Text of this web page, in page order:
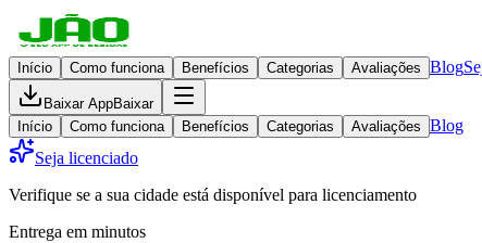
Início Como funciona Benefícios Categorias Avaliações Blog
Baixar AppBaixar
Início
Como funciona Benefícios Categorias Avaliações Blog
Seja licenciado
Verifique se a sua cidade está disponível para licenciamento
Entrega em minutos